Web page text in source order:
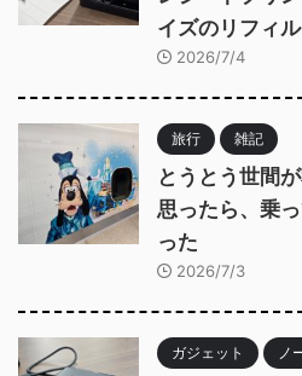
イズのリフィ
2026/7/4
旅行 雑記
とうとう世間
思ったら、乗
った
2026/7/3
ガジェット ノ